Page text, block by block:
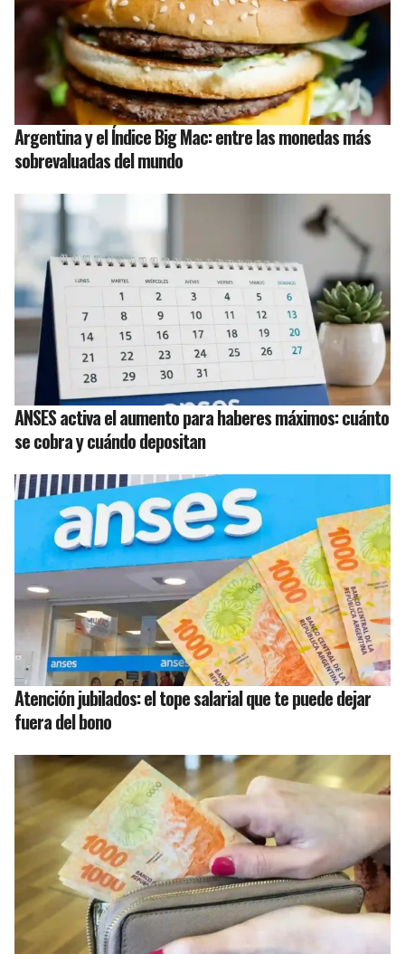
Argentina y el Índice Big Mac: entre las monedas más
sobrevaluadas del mundo
ANSES activa el aumento para haberes máximos: cuánto
se cobra y cuándo depositan
Atención jubilados: el tope salarial que te puede dejar
fuera del bono